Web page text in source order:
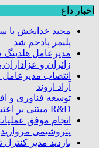
اخبار داغ
مجید خدابخش
پلیمر پادجم شد
مدیرعامل
زائران و عزاداران
انتصاب
آزاد اروند
توسعه فناوری و
R&D مبتنی بر اعتبار مالیاتی
پتروشیمی مروارید